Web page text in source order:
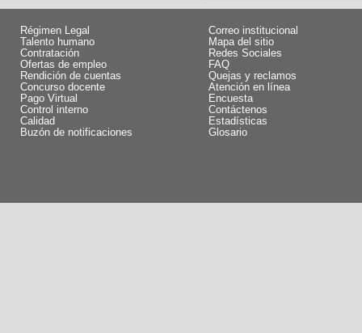
Régimen Legal
Talento humano
Contratación
Ofertas de empleo
Rendición de cuentas
Concurso docente
Pago Virtual
Control interno
Calidad
Buzón de notificaciones
Correo institucional
Mapa del sitio
Redes Sociales
FAQ
Quejas y reclamos
Atención en línea
Encuesta
Contáctenos
Estadísticas
Glosario